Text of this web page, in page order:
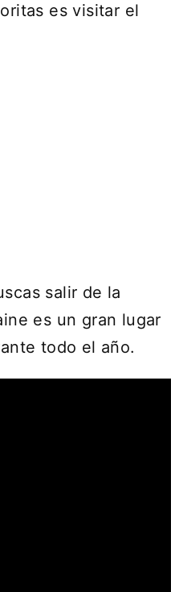
es visitar el
salir de la
es un gran lugar
todo el año.